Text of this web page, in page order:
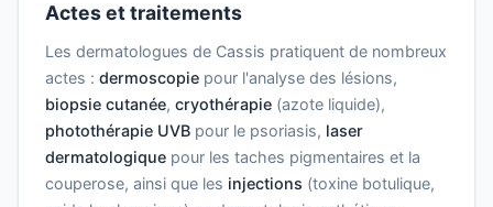
Actes et traitements
Les dermatologues de Cassis pratiquent de nombreux
actes : dermoscopie pour l'analyse des lésions,
biopsie cutanée, cryothérapie (azote liquide),
photothérapie UVB pour le psoriasis, laser
dermatologique pour les taches pigmentaires et la
couperose, ainsi que les injections (toxine botulique,